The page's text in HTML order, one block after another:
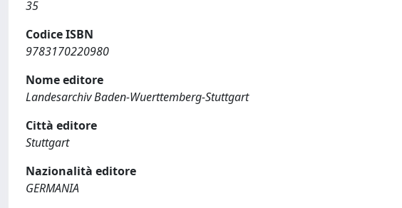
35
Codice ISBN
9783170220980
Nome editore
Landesarchiv Baden-Wuerttemberg-Stuttgart
Città editore
Stuttgart
Nazionalità editore
GERMANIA